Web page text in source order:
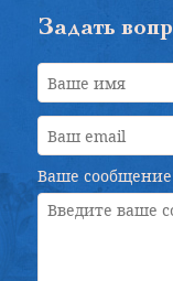
Задать
Ваше сообщение